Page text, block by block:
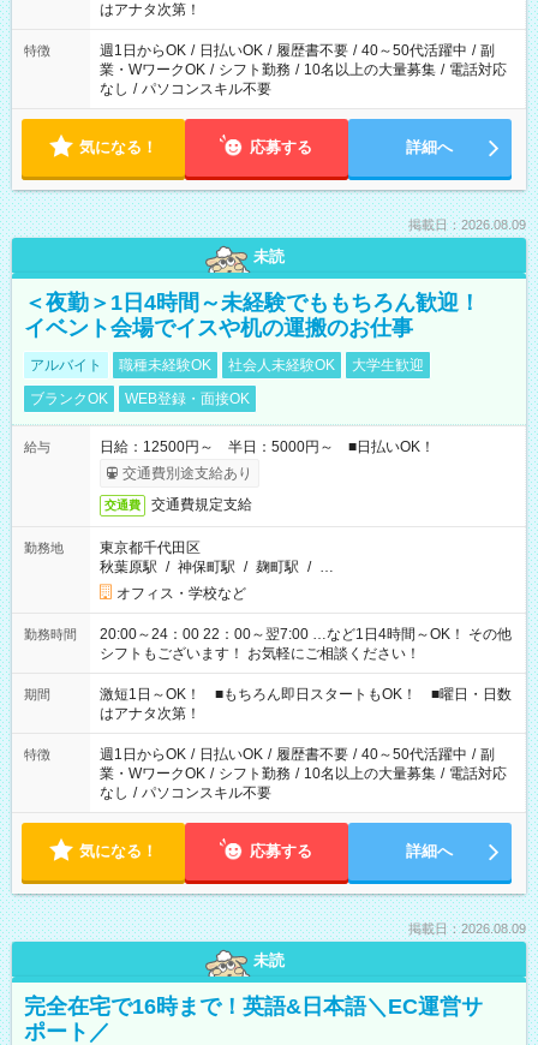
はアナタ次第！
特徴 週1日からOK / 日払いOK / 履歴書不要 / 40～50代活躍中 / 副
業・WワークOK / シフト勤務 / 10名以上の大量募集 / 電話対応
なし / パソコンスキル不要
気になる！ 応募する 詳細へ
掲載日：2026.08.09
未読
＜夜勤＞1日4時間～未経験でももちろん歓迎！
イベント会場でイスや机の運搬のお仕事
アルバイト 職種未経験OK 社会人未経験OK
大学生歓迎
ブランクOK
WEB登録・面接OK
給与
日給：12500円～ 半日：5000円～ ■日払いOK！
交通費別途支給あり
交通費 交通費規定支給
勤務地
東京都千代田区
秋葉原駅 / 神保町駅 / 麹町駅 / …
オフィス・学校など
勤務時間
20:00～24：00 22：00～翌7:00 …など1日4時間～OK！ その他
シフトもございます！ お気軽にご相談ください！
期間
激短1日～OK！ ■もちろん即日スタートもOK！ ■曜日・日数
はアナタ次第！
特徴 週1日からOK / 日払いOK / 履歴書不要 / 40～50代活躍中 / 副
業・WワークOK / シフト勤務 / 10名以上の大量募集 / 電話対応
なし / パソコンスキル不要
気になる！ 応募する 詳細へ
掲載日：2026.08.09
未読
完全在宅で16時まで！英語&日本語＼EC運営サ
ポート／